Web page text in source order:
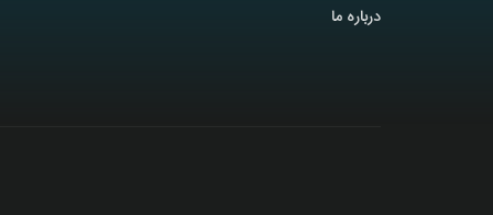
درباره ما